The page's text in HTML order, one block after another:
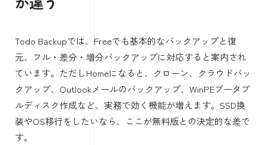
Todo Backupでは、Freeでも基本的なバックアップと復
元、フル・差分・増分バックアップに対応すると案内され
ています。ただしHomeになると、クローン、クラウドバッ
クアップ、Outlookメールのバックアップ、WinPEブータブ
ルディスク作成など、実務で効く機能が増えます。SSD換
装やOS移行をしたいなら、ここが無料版との決定的な差で
す。